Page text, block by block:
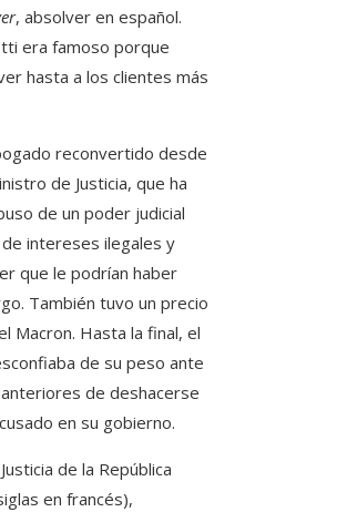
, absolver en español.
era famoso porque
hasta a los clientes más
reconvertido desde
de Justicia, que ha
de un poder judicial
intereses ilegales y
que le podrían haber
También tuvo un precio
Macron. Hasta la final, el
de su peso ante
de deshacerse
en su gobierno.
de la República
en francés),